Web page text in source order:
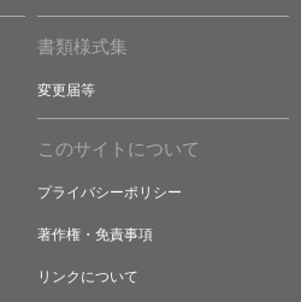
書類様式集
変更届等
このサイトについて
プライバシーポリシー
著作権・免責事項
リンクについて